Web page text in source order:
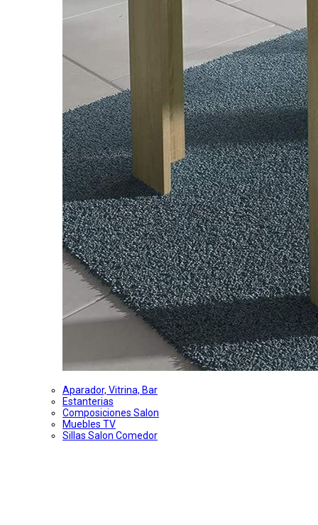
Aparador, Vitrina, Bar
Estanterias
Composiciones Salon
Muebles TV
Sillas Salon Comedor